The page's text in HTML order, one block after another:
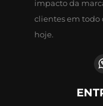
impacto da
clientes em todo
hoje.